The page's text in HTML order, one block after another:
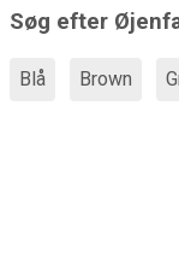
Søg efter
Blå Brown